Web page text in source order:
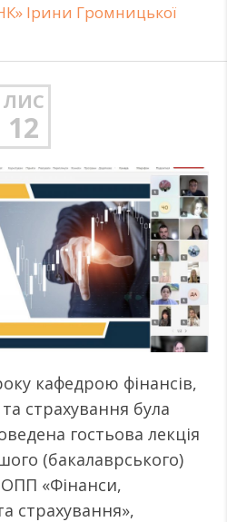
Ірини Громницької
ЛИС
12
кафедрою фінансів,
страхування була
гостьова лекція
(бакалаврського)
ОПП «Фінанси,
страхування»,